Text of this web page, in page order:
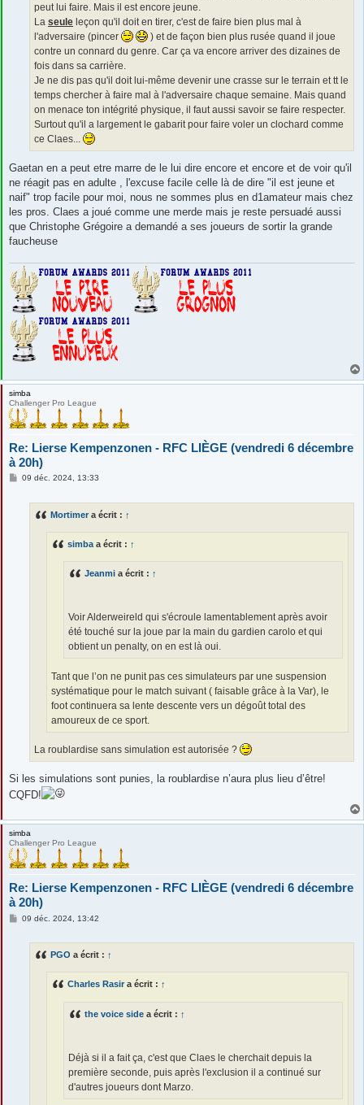
peut lui faire. Mais il est encore jeune.
La seule leçon qu'il doit en tirer, c'est de faire bien plus mal à
l'adversaire (pincer
) et de façon bien plus rusée quand il joue
contre un connard du genre. Car ça va encore arriver des dizaines de
fois dans sa carrière.
Je ne dis pas qu'il doit lui-même devenir une crasse sur le terrain et tt le
temps chercher à faire mal à l'adversaire chaque semaine. Mais quand
on menace ton intégrité physique, il faut aussi savoir se faire respecter.
Surtout qu'il a largement le gabarit pour faire voler un clochard comme
ce Claes...
Gaetan en a peut etre marre de le lui dire encore et encore et de voir qu'il
ne réagit pas en adulte , l'excuse facile celle là de dire "il est jeune et
naif" trop facile pour moi, nous ne sommes plus en d1amateur mais chez
les pros. Claes a joué comme une merde mais je reste persuadé aussi
que Christophe Grégoire a demandé a ses joueurs de sortir la grande
faucheuse
simba
Challenger Pro League
Re: Lierse Kempenzonen - RFC LIÈGE (vendredi 6 décembre
à 20h)
M09 déc. 2024, 13:33
Mortimer a écrit : ↑
simba a écrit : ↑
Jeanmi a écrit : ↑
Voir Alderweireld qui s'écroule lamentablement après avoir
été touché sur la joue par la main du gardien carolo et qui
obtient un penalty, on en est là oui.
Tant que l’on ne punit pas ces simulateurs par une suspension
systématique pour le match suivant ( faisable grâce à la Var), le
foot continuera sa lente descente vers un dégoût total des
amoureux de ce sport.
La roublardise sans simulation est autorisée ?
Si les simulations sont punies, la roublardise n’aura plus lieu d’être!
CQFD!
simba
Challenger Pro League
Re: Lierse Kempenzonen - RFC LIÈGE (vendredi 6 décembre
à 20h)
M09 déc. 2024, 13:42
PGO a écrit : ↑
Charles Rasira écrit : ↑
the voice side a écrit : ↑
Déjà si il a fait ça, c'est que Claes le cherchait depuis la
première seconde, puis après l'exclusion il a continué sur
d'autres joueurs dont Marzo.